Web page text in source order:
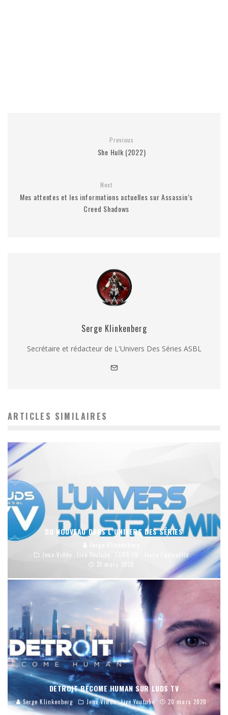
Previous
She Hulk (2022)
Next
Mes attentes et les informations actuelles sur Assassin’s
Creed Shadows
Serge Klinkenberg
Secrétaire et rédacteur de L'Univers Des Séries ASBL
ARTICLES SIMILAIRES
DU NOUVEAU DANS L’UNIVERS DES SÉRIES
Serge Klinkenberg
Jeux Vidéo
Live Youtube
Toute l'actualité
31 mars 2020
DETROIT BECOME HUMAN SUR LUDS TV
Serge Klinkenberg Jeux Vidéo Live Youtube 20 mars 2020